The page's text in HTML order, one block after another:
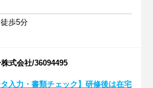
歩5分
式会社/36094495
タ入力・書類チェック】研修後は在宅